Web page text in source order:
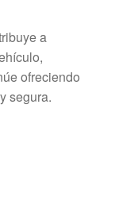
a
ofreciendo
segura.